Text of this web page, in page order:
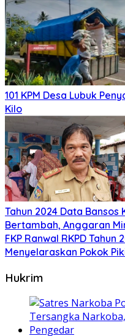
101 KPM Desa Lubuk
Kilo
Tahun 2024 Data
Bertambah, Anggaran
FKP Ranwal RKPD
Menyelaraskan Pokok
Hukrim